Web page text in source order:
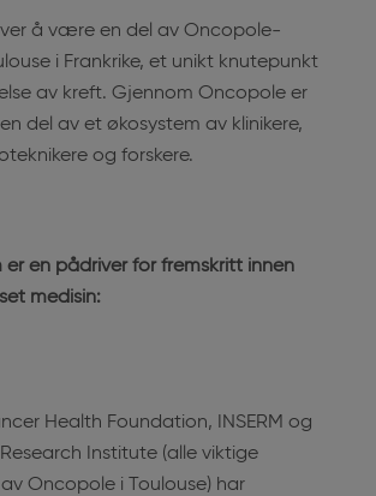
å være en del av Oncopole-
i Frankrike, et unikt knutepunkt
av kreft. Gjennom Oncopole er
del av et økosystem av klinikere,
og forskere.
er en pådriver for fremskritt innen
medisin:
Health Foundation, INSERM og
Institute (alle viktige
Oncopole i Toulouse) har